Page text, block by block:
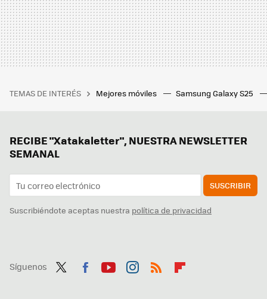
TEMAS DE INTERÉS Mejores móviles Samsung Galaxy S25
RECIBE "Xatakaletter", NUESTRA NEWSLETTER
SEMANAL
SUSCRIBIR
Suscribiéndote aceptas nuestra política de privacidad
Síguenos